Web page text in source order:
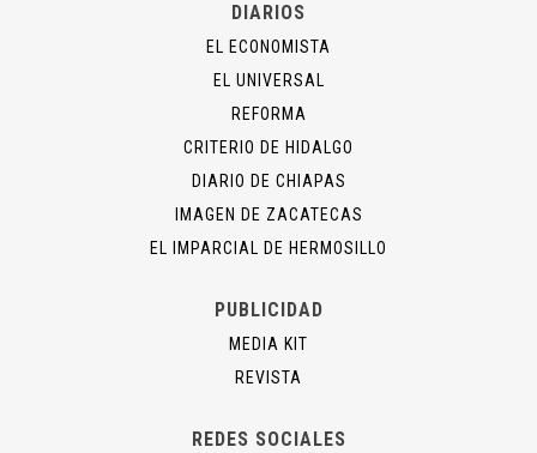
DIARIOS
EL ECONOMISTA
EL UNIVERSAL
REFORMA
CRITERIO DE HIDALGO
DIARIO DE CHIAPAS
IMAGEN DE ZACATECAS
EL IMPARCIAL DE HERMOSILLO
PUBLICIDAD
MEDIA KIT
REVISTA
REDES SOCIALES